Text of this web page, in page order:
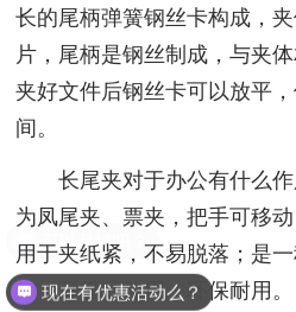
长的尾柄弹簧钢丝卡构成，
片，尾柄是钢丝制成，与夹
夹好文件后钢丝卡可以放平
间。
长尾夹对于办公有什么作
为凤尾夹、票夹，把手可移
用于夹纸紧，不易脱落；是
卸，可循环使用，环保耐用。
现在有优惠活动么？